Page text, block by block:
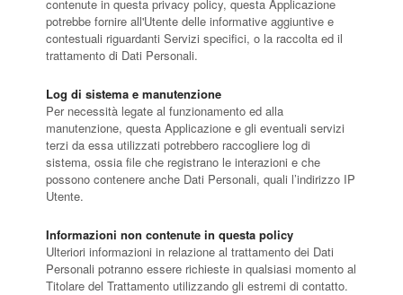
contenute in questa privacy policy, questa Applicazione
potrebbe fornire all'Utente delle informative aggiuntive e
contestuali riguardanti Servizi specifici, o la raccolta ed il
trattamento di Dati Personali.
Log di sistema e manutenzione
Per necessità legate al funzionamento ed alla
manutenzione, questa Applicazione e gli eventuali servizi
terzi da essa utilizzati potrebbero raccogliere log di
sistema, ossia file che registrano le interazioni e che
possono contenere anche Dati Personali, quali l’indirizzo IP
Utente.
Informazioni non contenute in questa policy
Ulteriori informazioni in relazione al trattamento dei Dati
Personali potranno essere richieste in qualsiasi momento al
Titolare del Trattamento utilizzando gli estremi di contatto.